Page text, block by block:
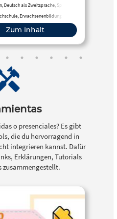
erstellt
veröffentlicht.
Deutsch als Zweitsprache, Spanisch
Erwachsenenbildung
Zum Inhalt
o presenciales? Es gibt
die du hervorragend in
integrieren kannst. Dafür
Erklärungen, Tutorials
zusammengestellt.